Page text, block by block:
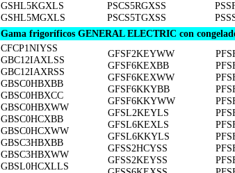
GSHL5KGXLS
GSHL5MGXLS
PSCS5RGXSS
PSCS5TGXSS
Gama frigoríficos GENERAL ELECTRIC con
CFCP1NIYSS
GBC12IAXLSS
GBC12IAXRSS
GBSC0HBXBB
GBSC0HBXCC
GBSC0HBXWW
GBSC0HCXBB
GBSC0HCXWW
GBSC3HBXBB
GBSC3HBXWW
GBSL0HCXLLS
GFSF2KEYWW
GFSF6KEXBB
GFSF6KEXWW
GFSF6KKYBB
GFSF6KKYWW
GFSL2KEYLS
GFSL6KEXLS
GFSL6KKYLS
GFSS2HCYSS
GFSS2KEYSS